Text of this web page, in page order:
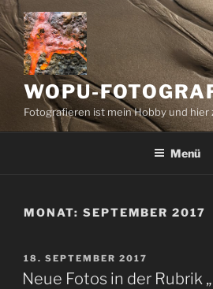
Zum
Inhalt
springen
WOPU-
Fotografieren ist mein Hobby und
Menü
MONAT: SEPTEMBER 2017
VERÖFFENTLICHT
AM
18. SEPTEMBER 2017
Neue Fotos in der Rubrik